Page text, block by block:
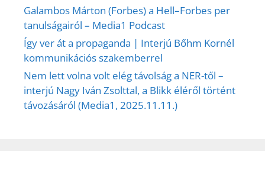
Galambos Márton (Forbes) a Hell–Forbes per
tanulságairól – Media1 Podcast
Így ver át a propaganda | Interjú Bőhm Kornél
kommunikációs szakemberrel
Nem lett volna volt elég távolság a NER-től –
interjú Nagy Iván Zsolttal, a Blikk éléről történt
távozásáról (Media1, 2025.11.11.)